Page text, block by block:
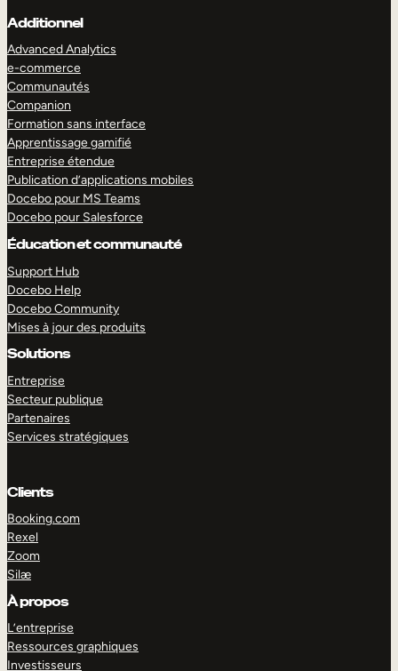
Additionnel
Advanced Analytics
e-commerce
Communautés
Companion
Formation sans interface
Apprentissage gamifié
Entreprise étendue
Publication d’applications mobiles
Docebo pour MS Teams
Docebo pour Salesforce
Éducation et communauté
Support Hub
Docebo Help
Docebo Community
Mises à jour des produits
Solutions
Entreprise
Secteur publique
Partenaires
Services stratégiques
Clients
Booking.com
Rexel
Zoom
Silæ
À propos
L’entreprise
Ressources graphiques
Investisseurs